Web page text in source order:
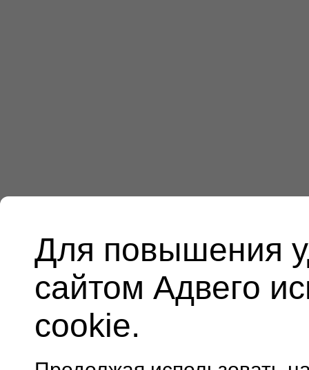
Для повышения
сайтом Адвего
cookie.